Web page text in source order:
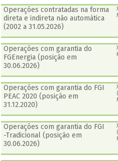
Operações contratadas na forma
direta e indireta não automática
(2002 a 31.05.2026)
Operações com garantia do
FGEnergia (posição em
30.06.2026)
Operações com garantia do FGI
PEAC 2020 (posição em
31.12.2020)
Operações com garantia do FGI
-Tradicional (posição em
30.06.2026)